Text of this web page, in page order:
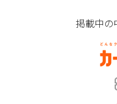
掲載中の